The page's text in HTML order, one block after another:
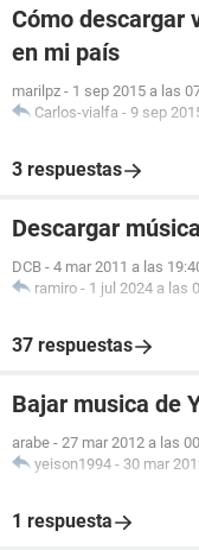
Cómo descargar
en mi país
marilpz - 1 sep 2015 a las
Carlos-vialfa - 9 sep
3 respuestas
Descargar
DCB - 4 mar 2011 a las
ramiro - 1 jul 2024 a las
37 respuestas
Bajar musica de
arabe - 27 mar 2012 a las
yeison1994 - 30 mar
1 respuesta